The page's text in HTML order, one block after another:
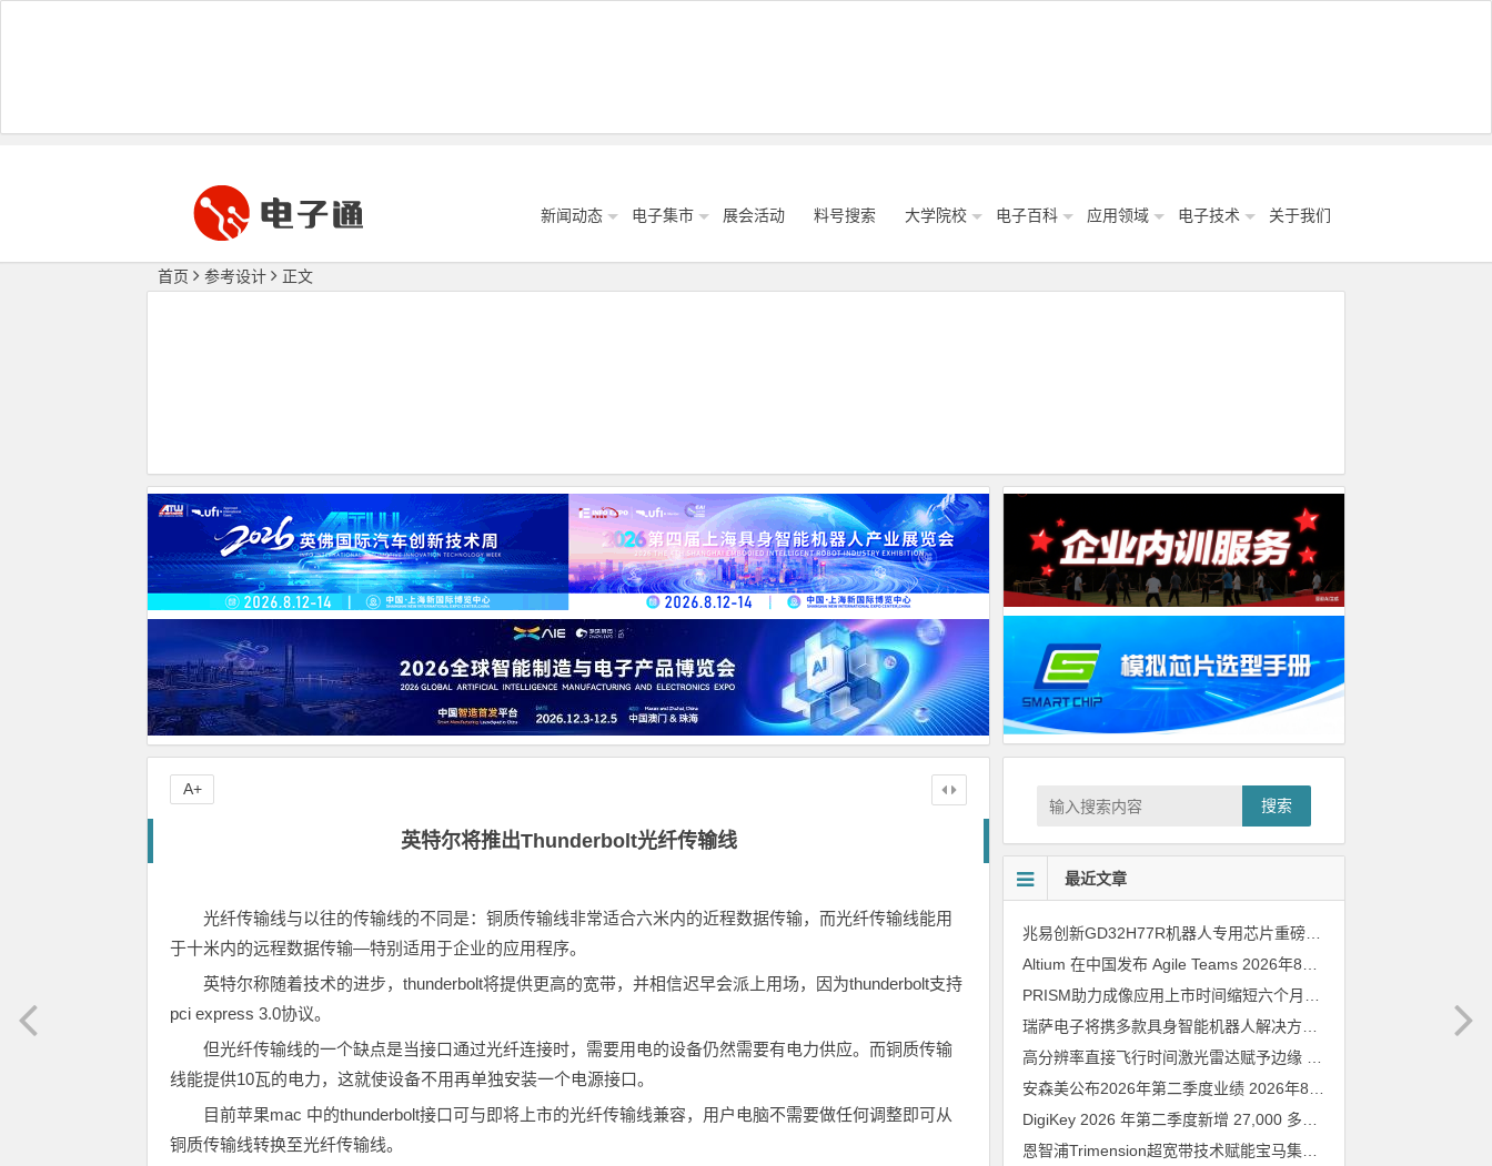
新闻动态 电子集市 展会活动 料号搜索 大学院校 电子百科 应用领域 电子技术 关于我们
首页 参考设计 正文
英特尔将推出Thunderbolt光纤传输线
光纤传输线与以往的传输线的不同是：铜质传输线非常适合六米内的近程数据传输，而光纤传输线能用
于十米内的远程数据传输—特别适用于企业的应用程序。
英特尔称随着技术的进步，thunderbolt将提供更高的宽带，并相信迟早会派上用场，因为thunderbolt支持
pci express 3.0协议。
但光纤传输线的一个缺点是当接口通过光纤连接时，需要用电的设备仍然需要有电力供应。而铜质传输
线能提供10瓦的电力，这就使设备不用再单独安装一个电源接口。
目前苹果mac 中的thunderbolt接口可与即将上市的光纤传输线兼容，用户电脑不需要做任何调整即可从
铜质传输线转换至光纤传输线。
A+
搜索
最近文章
兆易创新GD32H77R机器人专用芯片重磅亮相，精准赋能伺服驱动与关节控制
Altium 在中国发布 Agile Teams 2026年8月6日
安森美公布2026年第二季度业绩 2026年8月6日
恩智浦Trimension超宽带技术赋能宝马集团Digital Key Plus及生命体存在检测功能